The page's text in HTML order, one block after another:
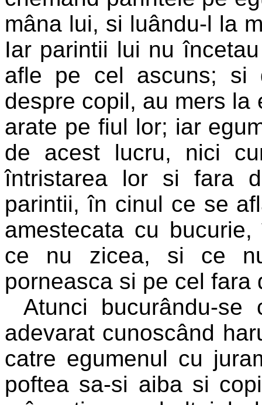
mâna lui, si luându-l la
Iar parintii lui nu
afle pe cel ascuns; si
despre copil, au mers la
arate pe fiul lor; iar
de acest lucru, nici
întristarea lor si fara
parintii, în cinul ce se
amestecata cu
ce nu zicea, si ce
porneasca si pe cel fara
Atunci bucurându-
adevarat cunoscând
catre egumenul cu
poftea sa-si aiba si